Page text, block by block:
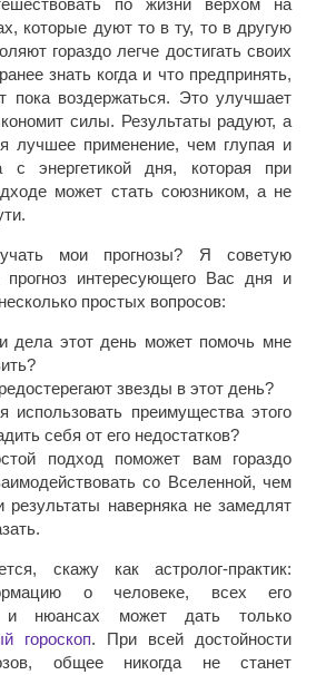
по жизни верхом на
которые дуют то в ту, то в другую
гораздо легче достигать своих
знать когда и что предпринять,
пока воздержаться. Это улучшает
силы. Результаты радуют, а
лучшее применение, чем глупая и
с энергетикой дня, которая при
может стать союзником, а не
мои прогнозы? Я советую
прогноз интересующего Вас дня и
простых вопросов:
дела этот день может помочь мне
звезды в этот день?
использовать преимущества этого
себя от его недостатков?
подход поможет вам гораздо
со Вселенной, чем
результаты наверняка не замедлят
скажу как астролог-практик:
о человеке, всех его
и нюансах может дать только
гороскоп. При всей достойности
общее никогда не станет